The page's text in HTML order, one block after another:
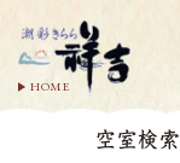
HOME
空室検索